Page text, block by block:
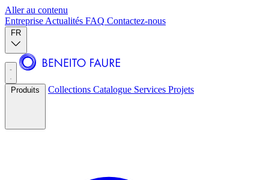
Aller au contenu
Entreprise Actualités FAQ Contactez-nous
FR
Produits Collections Catalogue Services Projets